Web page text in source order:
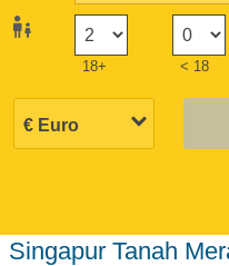
18+ < 18
Singapur Tanah Merah nach Tanjung